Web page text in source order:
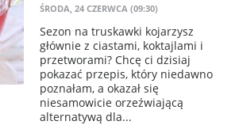
ŚRODA, 24 CZERWCA (09:30)
Sezon na truskawki kojarzysz
głównie z ciastami, koktajlami i
przetworami? Chcę ci dzisiaj
pokazać przepis, który niedawno
poznałam, a okazał się
niesamowicie orzeźwiającą
alternatywą dla...